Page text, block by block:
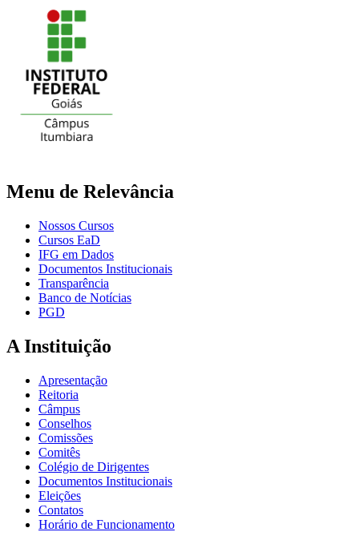
Menu de Relevância
Nossos Cursos
Cursos EaD
IFG em Dados
Documentos Institucionais
Transparência
Banco de Notícias
PGD
A Instituição
Apresentação
Reitoria
Câmpus
Conselhos
Comissões
Comitês
Colégio de Dirigentes
Documentos Institucionais
Eleições
Contatos
Horário de Funcionamento